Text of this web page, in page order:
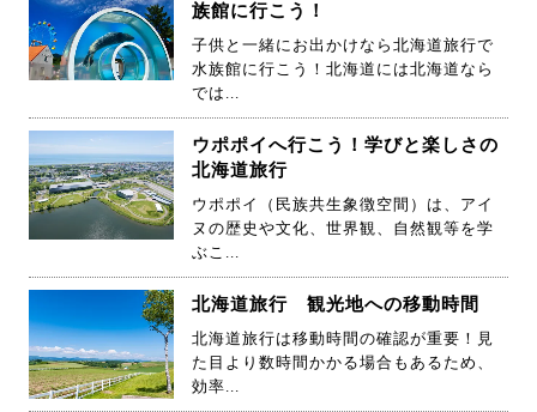
族館に行こう！
子供と一緒にお出かけなら北海道旅行で
水族館に行こう！北海道には北海道なら
では...
ウポポイへ行こう！学びと楽しさの
北海道旅行
ウポポイ（民族共生象徴空間）は、アイ
ヌの歴史や文化、世界観、自然観等を学
ぶこ...
北海道旅行 観光地への移動時間
北海道旅行は移動時間の確認が重要！見
た目より数時間かかる場合もあるため、
効率...